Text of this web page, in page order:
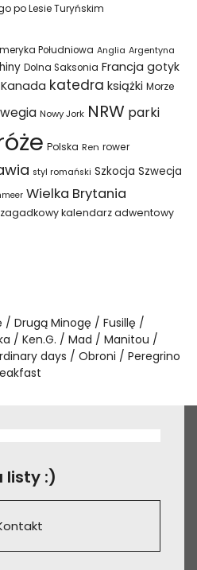
po Lesie Turyńskim
Południowa Anglia Argentyna
Dolna Saksonia Francja gotyk
Kanada katedra książki Morze
Nowy Jork NRW parki
Polska Ren rower
styl romański Szkocja Szwecja
Wielka Brytania
zagadkowy kalendarz adwentowy
Drugą Minogę
Fusillę
Ken.G. Mad
Manitou
days Obroni
Peregrino
listy :)